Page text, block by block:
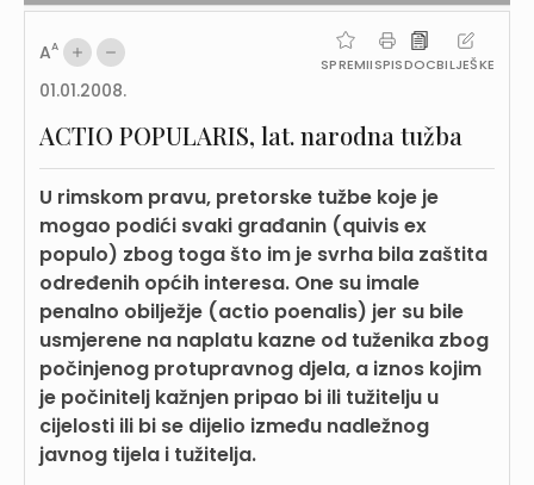
AA
SPREMIISPISDOCBILJEŠKE
01.01.2008.
ACTIO POPULARIS, lat. narodna tužba
U rimskom pravu, pretorske tužbe koje je
mogao podići svaki građanin (quivis ex
populo) zbog toga što im je svrha bila zaštita
određenih općih interesa. One su imale
penalno obilježje (actio poenalis) jer su bile
usmjerene na naplatu kazne od tuženika zbog
počinjenog protupravnog djela, a iznos kojim
je počinitelj kažnjen pripao bi ili tužitelju u
cijelosti ili bi se dijelio između nadležnog
javnog tijela i tužitelja.